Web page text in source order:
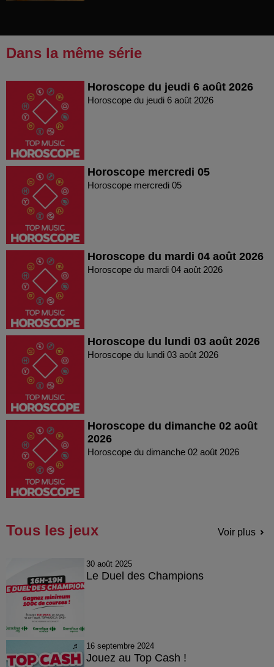
Dans la même série
Horoscope du jeudi 6 août 2026
Horoscope du jeudi 6 août 2026
Horoscope mercredi 05
Horoscope mercredi 05
Horoscope du mardi 04 août 2026
Horoscope du mardi 04 août 2026
Horoscope du lundi 03 août 2026
Horoscope du lundi 03 août 2026
Horoscope du dimanche 02 août
2026
Horoscope du dimanche 02 août 2026
Tous les jeux Voir plus
30 août 2025
Le Duel des Champions
16 septembre 2024
Jouez au Top Cash !